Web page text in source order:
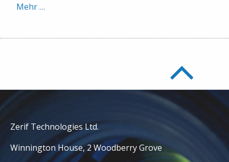
Mehr …
Zerif Technologies Ltd.
Winnington House, 2 Woodberry Grove